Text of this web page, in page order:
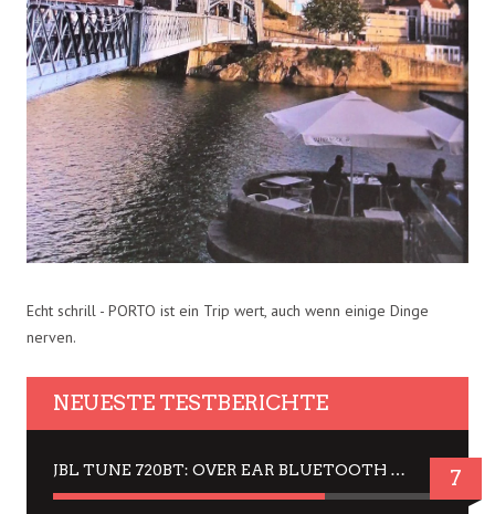
Echt schrill - PORTO ist ein Trip wert, auch wenn einige Dinge
nerven.
NEUESTE TESTBERICHTE
JBL TUNE 720BT: OVER EAR BLUETOOTH KOPFHÖRER UM DIE 50,-€ IM DAUER-TEST 7